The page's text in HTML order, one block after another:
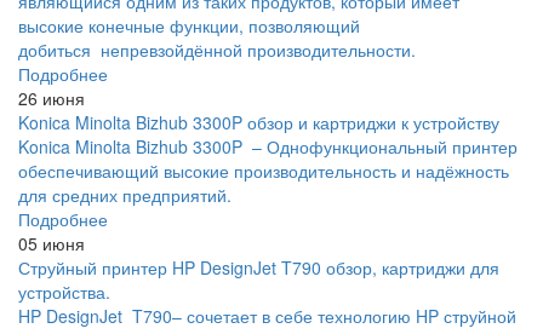
высокие конечные функции, позволяющий
добиться непревзойдённой производительности.
Подробнее
26 июня
Konica Minolta Bizhub 3300P обзор и картриджи к устройству
Konica Minolta Bizhub 3300P – Однофункциональный принтер
обеспечивающий высокие производительность и надёжность
для средних предприятий.
Подробнее
05 июня
Струйный принтер HP DesignJet T790 обзор, картриджи для
устройства.
HP DesignJet T790– сочетает в себе технологию HP струйной